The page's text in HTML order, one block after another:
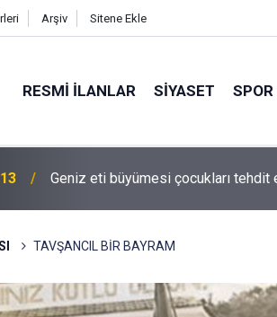
Arşiv Sitene Ekle
RESMI İLANLAR SİYASET SPOR
Bilişim 500 Araştırması’nın sonuçları
TAVŞANCIL BİR BAYRAM